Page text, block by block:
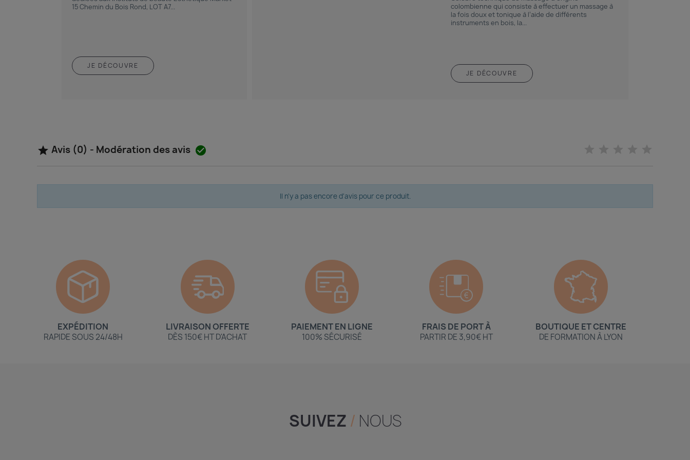
15 Chemin du Bois Rond, LOT A7...
JE DÉCOUVRE
colombienne qui consiste à effectuer un massage à
la fois doux et tonique à l’aide de différents
instruments en bois, la...
JE DÉCOUVRE
 Avis (0) - Modération des avis 
Il n'y a pas encore d'avis pour ce produit.
EXPÉDITION
RAPIDE SOUS 24/48H
LIVRAISON OFFERTE
DÈS 150€ HT D'ACHAT
PAIEMENT EN LIGNE
100% SÉCURISÉ
FRAIS DE PORT À
PARTIR DE 3,90€ HT
BOUTIQUE ET CENTRE
DE FORMATION À LYON
SUIVEZ / NOUS